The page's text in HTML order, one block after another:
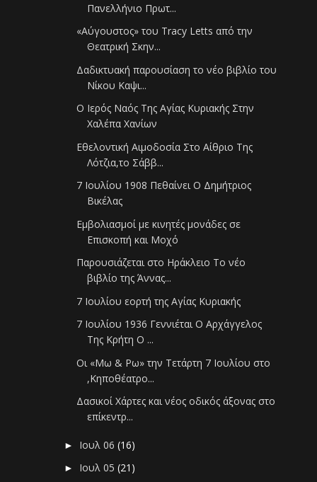
Πανελλήνιο Πρωτ...
«Αύγουστος» του Tracy Letts από την
Θεατρική Σκην...
Δαδικτυακή παρουσίαση το νέο βιβλίο του
Νίκου Καψι...
Ο Ιερός Ναός Της Αγίας Κυριακής Στην
Χαλέπα Χανίων
Εθελοντική Αιμοδοσία Στο Αίθριο Της
Λότζια,το Σάββ...
7 Ιουλίου 1908 Πεθαίνει Ο Δημήτριος
Βικέλας
Εμβολιασμοί με κινητές μονάδες σε
Επισκοπή και Μοχό
Παρουσιάζεται στο Ηράκλειο Το νέο
βιβλίο της Άννας...
7 Ιουλίου εορτή της Αγίας Κυριακής
7 Ιουλίου 1936 Γεννιέται Ο Αρχάγγελος
Της Κρήτη Ο ...
Οι «Μω & Ρω» την Τετάρτη 7 Ιουλίου στο
,Κηποθέατρο...
Δασικοί Χάρτες και νέος οδικός άξονας στο
επίκεντρ...
► Ιουλ 06(16)
► Ιουλ 05(21)